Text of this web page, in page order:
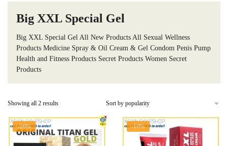
Big XXL Special Gel
Big XXL Special Gel All New Products All Sexual Wellness
Products Medicine Spray & Oil Cream & Gel Condom Penis Pump
Health and Fitness Products Secret Products Women Secret
Products
Showing all 2 resultsSorted
-26% -10%